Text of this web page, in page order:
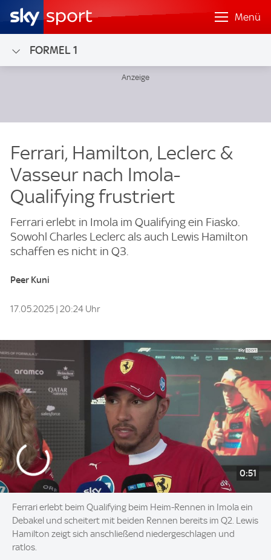
Menü
FORMEL 1
Ferrari, Hamilton, Leclerc &
Vasseur nach Imola-
Qualifying frustriert
Ferrari erlebt in Imola im Qualifying ein Fiasko.
Sowohl Charles Leclerc als auch Lewis Hamilton
schaffen es nicht in Q3.
Peer Kuni
17.05.2025 | 20:24 Uhr
0:51
Ferrari erlebt beim Qualifying beim Heim-Rennen in Imola ein
Debakel und scheitert mit beiden Rennen bereits im Q2. Lewis
Hamilton zeigt sich anschließend niedergeschlagen und
ratlos.